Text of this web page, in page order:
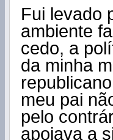
Fui levado
ambiente
cedo, a
da minha
meu pai
pelo
apoiava a